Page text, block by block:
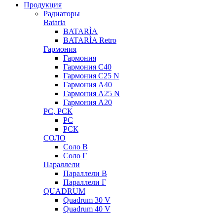
Продукция
Радиаторы
Bataria
BATARÌA
BATARÌA Retro
Гармония
Гармония
Гармония С40
Гармония С25 N
Гармония А40
Гармония А25 N
Гармония А20
РС, РСК
РС
РСК
СОЛО
Соло В
Соло Г
Параллели
Параллели В
Параллели Г
QUADRUM
Quadrum 30 V
Quadrum 40 V